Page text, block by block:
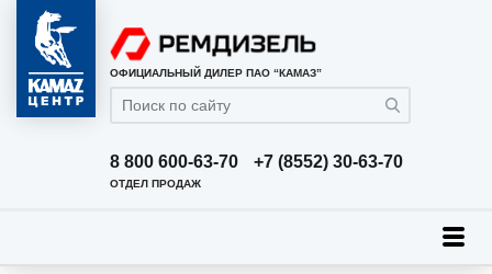
ОФИЦИАЛЬНЫЙ ДИЛЕР ПАО “КАМАЗ”
8 800 600-63-70 +7 (8552) 30-63-70
ОТДЕЛ ПРОДАЖ